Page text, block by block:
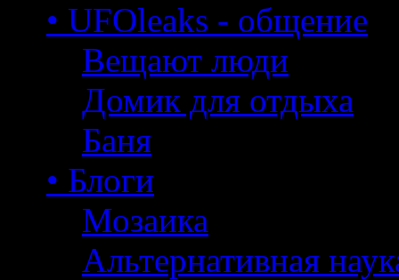
• UFOleaks - общение
Вещают люди
Домик для отдыха
Баня
• Блоги
Мозаика
Альтернативная